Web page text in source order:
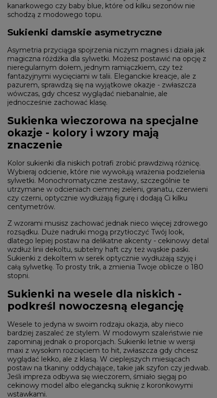
kanarkowego czy baby blue, które od kilku sezonów nie
schodzą z modowego topu.
Sukienki damskie asymetryczne
Asymetria przyciąga spojrzenia niczym magnes i działa jak
magiczna różdżka dla sylwetki. Możesz postawić na opcję z
nieregularnym dołem, jednym ramiączkiem, czy też
fantazyjnymi wycięciami w talii. Eleganckie kreacje, ale z
pazurem, sprawdzą się na wyjątkowe okazje - zwłaszcza
wówczas, gdy chcesz wyglądać niebanalnie, ale
jednocześnie zachować klasę.
Sukienka wieczorowa na specjalne
okazje - kolory i wzory mają
znaczenie
Kolor sukienki dla niskich potrafi zrobić prawdziwą różnicę.
Wybieraj odcienie, które nie wywołują wrażenia podzielenia
sylwetki. Monochromatyczne zestawy, szczególnie te
utrzymane w odcieniach ciemnej zieleni, granatu, czerwieni
czy czerni, optycznie wydłużają figurę i dodają Ci kilku
centymetrów.
Z wzorami musisz zachować jednak nieco więcej zdrowego
rozsądku. Duże nadruki mogą przytłoczyć Twój look,
dlatego lepiej postaw na delikatne akcenty - cekinowy detal
wzdłuż linii dekoltu, subtelny haft czy też wąskie paski.
Sukienki z dekoltem w serek optycznie wydłużają szyję i
całą sylwetkę. To prosty trik, a zmienia Twoje oblicze o 180
stopni.
Sukienki na wesele dla niskich -
podkreśl nowoczesną elegancję
Wesele to jedyna w swoim rodzaju okazja, aby nieco
bardziej zaszaleć ze stylem. W modowym szaleństwie nie
zapominaj jednak o proporcjach. Sukienki letnie w wersji
maxi z wysokim rozcięciem to hit, zwłaszcza gdy chcesz
wyglądać lekko, ale z klasą. W cieplejszych miesiącach
postaw na tkaniny oddychające, takie jak szyfon czy jedwab.
Jeśli impreza odbywa się wieczorem, śmiało sięgaj po
cekinowy model albo elegancką suknię z koronkowymi
wstawkami.